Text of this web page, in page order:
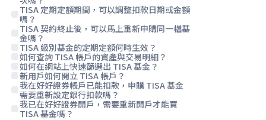
TISA 定期定額期間，可以調整扣款日期或金額
嗎？
TISA 契約終止後，可以馬上重新申購同一檔基
金嗎？
TISA 級別基金的定期定額何時生效？
如何查詢 TISA 帳戶的資產與交易明細？
如何在網站上快速篩選出 TISA 基金？
新用戶如何開立 TISA 帳戶？
我在好好證券帳戶已能扣款，申購 TISA 基金
需要重新設定銀行扣款嗎？
我已在好好證券開戶，需要重新開戶才能買
TISA 基金嗎？